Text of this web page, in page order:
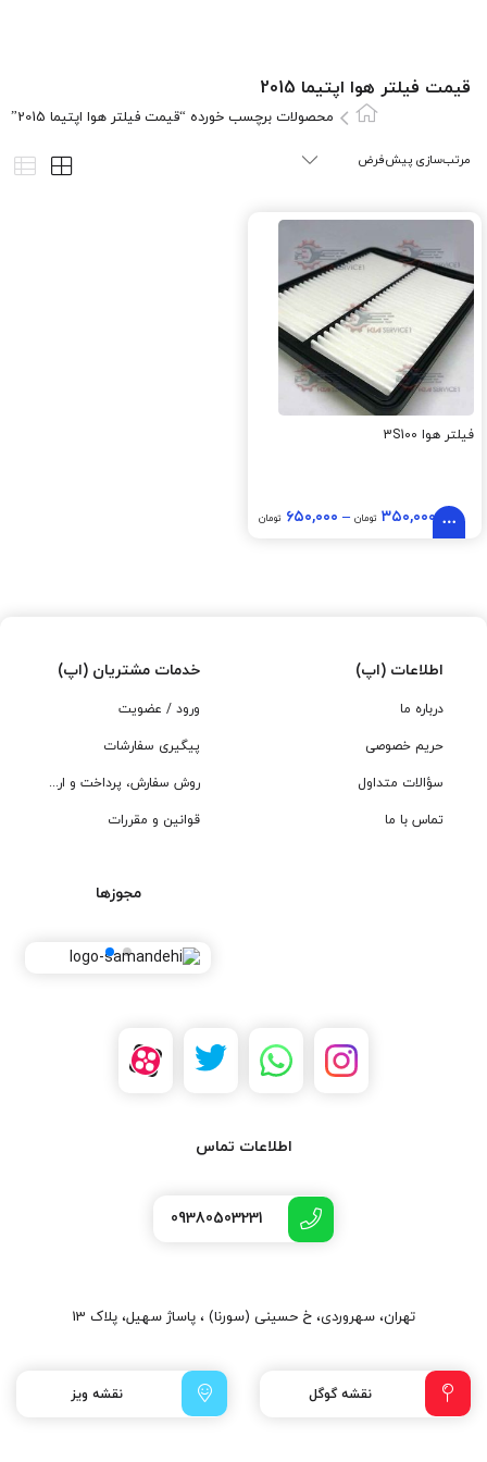
قیمت فیلتر هوا اپتیما 2015
محصولات برچسب خورده “قیمت فیلتر هوا اپتیما 2015”
فیلتر هوا 3S100
۳۵۰,۰۰۰ تومان– ۶۵۰,۰۰۰ تومان
اطلاعات (اپ)
درباره ما
حریم خصوصی
سؤالات متداول
تماس با ما
خدمات مشتریان (اپ)
ورود / عضویت
پیگیری سفارشات
روش سفارش، پرداخت و ارسال
قوانین و مقررات
مجوزها
اطلاعات تماس
09380503231
تهران، سهروردی، خ حسینی (سورنا) ، پاساژ سهیل، پلاک 13
نقشه گوگل نقشه ویز